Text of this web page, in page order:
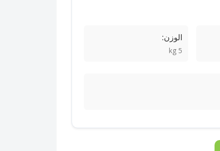
الوزن:
5 kg